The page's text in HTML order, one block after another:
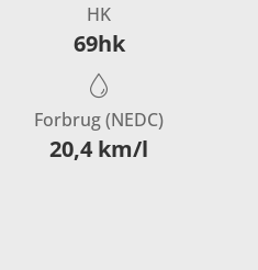
HK
69hk
Forbrug (NEDC)
20,4 km/l